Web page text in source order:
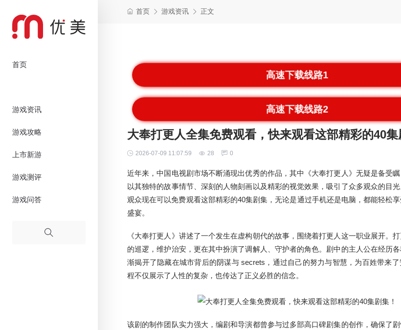
首页
游戏资讯
游戏攻略
上市新游
游戏测评
游戏问答
首页 游戏资讯 正文
高速下载线路1
高速下载线路2
大奉打更人全集免费观看，快来观看这部精彩的40集
2026-07-09 11:07:59 28 0
近年来，中国电视剧市场不断涌现出优秀的作品，其中《大奉打更人》无疑是备受
以其独特的故事情节、深刻的人物刻画以及精彩的视觉效果，吸引了众多观众的目光
观众现在可以免费观看这部精彩的40集剧集，无论是通过手机还是电脑，都能轻松
盛宴。
《大奉打更人》讲述了一个发生在虚构朝代的故事，围绕着打更人这一职业展开。
的巡逻，维护治安，更在其中扮演了调解人、守护者的角色。剧中的主人公在经历
渐揭开了隐藏在城市背后的阴谋与 secrets，通过自己的努力与智慧，为百姓带来
程不仅展示了人性的复杂，也传达了正义必胜的信念。
该剧的制作团队实力强大，编剧和导演都曾参与过多部高口碑剧集的创作，确保了